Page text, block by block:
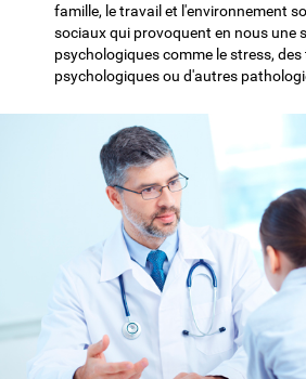
famille, le travail et l'environnement
sociaux qui provoquent en nous une
psychologiques comme le stress,
psychologiques ou d'autres